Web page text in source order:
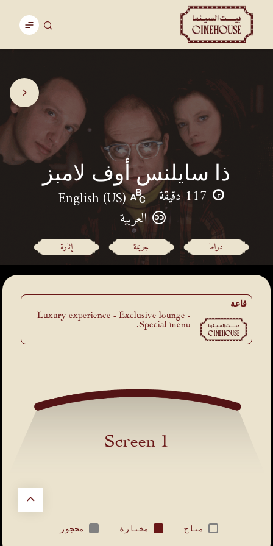
ذا سايلنس أوف لامبز
117 دقيقة
English (US)
العربية
دراما جريمة إثارة
قاعة
Luxury experience - Exclusive lounge -
Special menu.
Screen 1
متاح مختارة محجوز